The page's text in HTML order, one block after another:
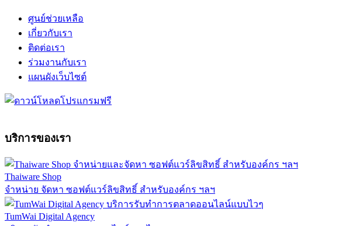
ศูนย์ช่วยเหลือ
เกี่ยวกับเรา
ติดต่อเรา
ร่วมงานกับเรา
แผนผังเว็บไซต์
บริการของเรา
Thaiware Shop
จำหน่าย จัดหา ซอฟต์แวร์ลิขสิทธิ์ สำหรับองค์กร ฯลฯ
TumWai Digital Agency